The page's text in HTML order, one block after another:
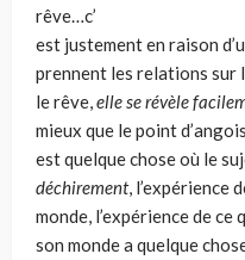
rêve…c’
est justement en raison
prennent les relations sur
le rêve,elle se révèle
mieux que le point
est quelque chose où le
déchirement, l’ex­périence
monde, l’expérience de
son monde a quelque